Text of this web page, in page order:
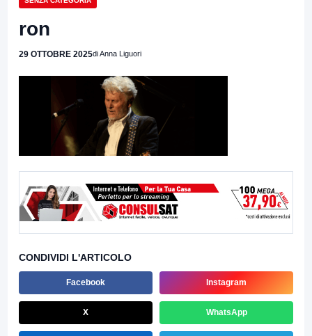
ron
29 OTTOBRE 2025di Anna Liguori
CONDIVIDI L'ARTICOLO
Facebook Instagram
X WhatsApp